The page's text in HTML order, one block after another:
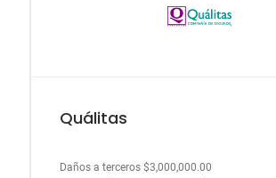
Quálitas
Daños a terceros $3,000,000.00